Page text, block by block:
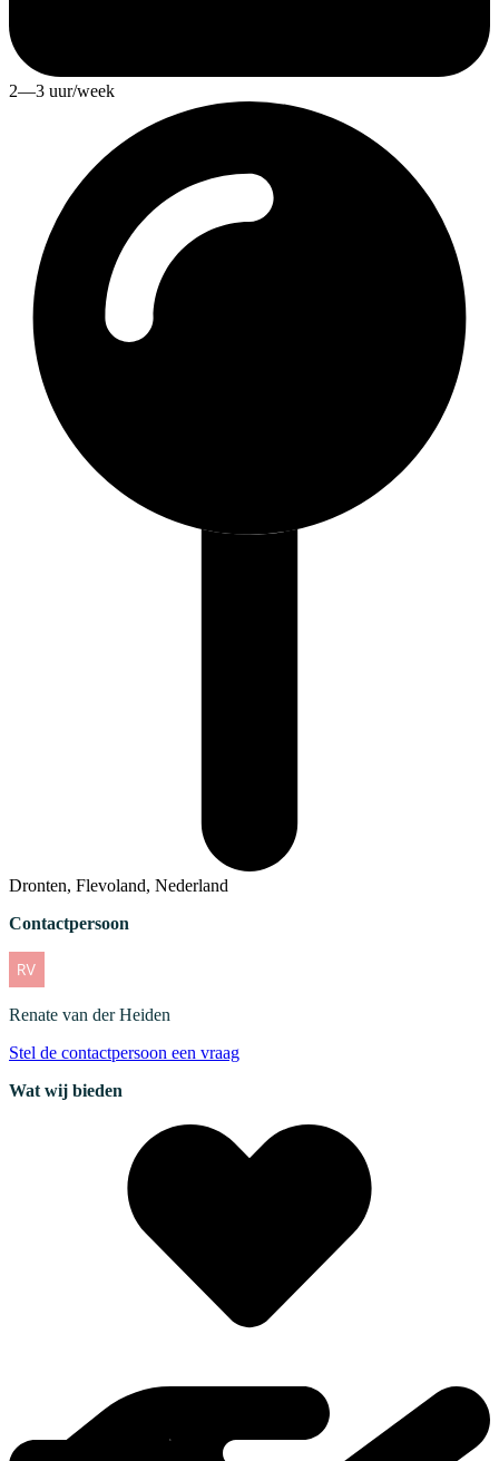
2—3 uur/week
Dronten, Flevoland, Nederland
Contactpersoon
Renate van der Heiden
Stel de contactpersoon een vraag
Wat wij bieden